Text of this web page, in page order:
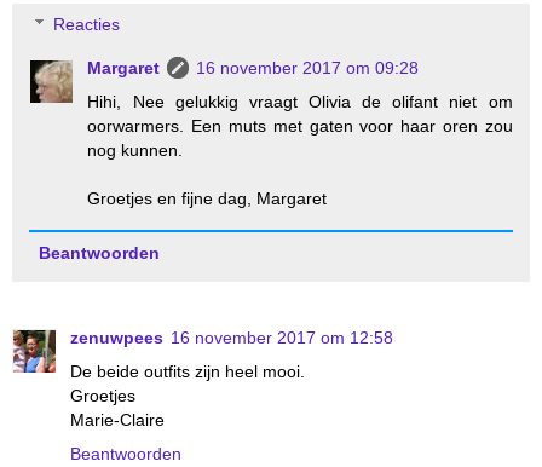
Reacties
Margaret
16 november 2017 om 09:28
Hihi, Nee gelukkig vraagt Olivia de olifant niet om
oorwarmers. Een muts met gaten voor haar oren zou
nog kunnen.
Groetjes en fijne dag, Margaret
Beantwoorden
zenuwpees 16 november 2017 om 12:58
De beide outfits zijn heel mooi.
Groetjes
Marie-Claire
Beantwoorden